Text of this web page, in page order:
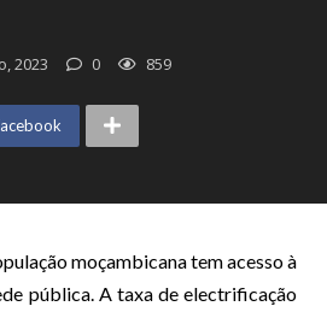
2023 0 859
moçambicana tem acesso à
pública. A taxa de electrificação